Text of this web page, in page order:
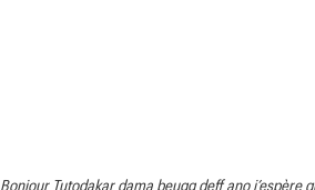
Bonjour Tutodakar dama beugg deff ano